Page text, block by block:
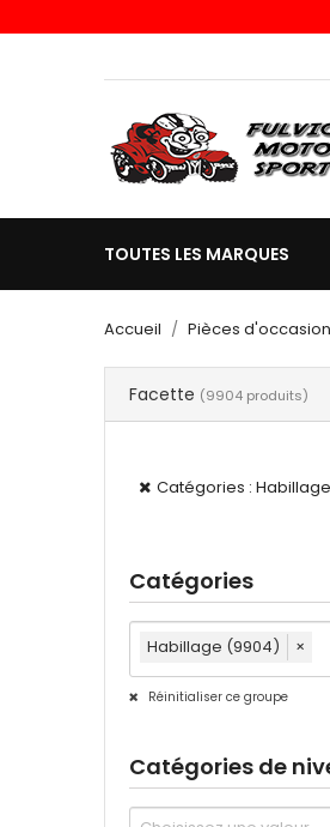
TOUTES LES MARQUES
Accueil Pièces d'occasion
Facette (9904 produits)
Catégories : Habillage
Catégories
Habillage (9904) ×
Réinitialiser ce groupe
Catégories de